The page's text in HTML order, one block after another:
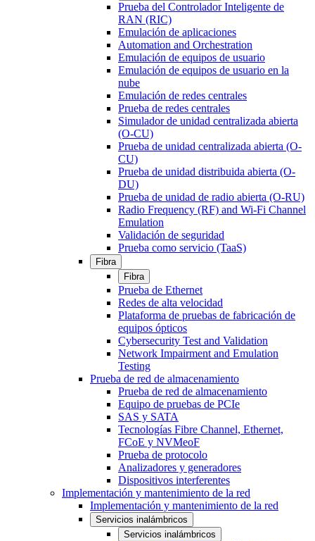
Prueba del Controlador Inteligente de
RAN (RIC)
Emulación de aplicaciones
Automation and Orchestration
Emulación de equipos de usuario
Emulación de equipos de usuario en la
nube
Emulación de redes centrales
Prueba de redes centrales
Simulador de unidad centralizada abierta
(O-CU)
Prueba de unidad centralizada abierta (O-
CU)
Prueba de unidad distribuida abierta (O-
DU)
Prueba de unidad de radio abierta (O-RU)
Radio Frequency (RF) and Wi-Fi Channel
Emulation
Validación de seguridad
Prueba como servicio (TaaS)
Fibra
Fibra
Prueba de Ethernet
Redes de alta velocidad
Plataforma de pruebas de fabricación de
equipos ópticos
Cybersecurity Test and Validation
Network Impairment and Emulation
Testing
Prueba de red de almacenamiento
Prueba de red de almacenamiento
Equipo de pruebas de PCIe
SAS y SATA
Tecnologías Fibre Channel, Ethernet,
FCoE y NVMeoF
Prueba de protocolo
Analizadores y generadores
Dispositivos interferentes
Implementación y mantenimiento de la red
Implementación y mantenimiento de la red
Servicios inalámbricos
Servicios inalámbricos